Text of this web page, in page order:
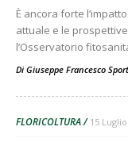
È ancora forte
attuale e le
l’Osservatorio
Di Giuseppe Francesco
FLORICOLTURA 15